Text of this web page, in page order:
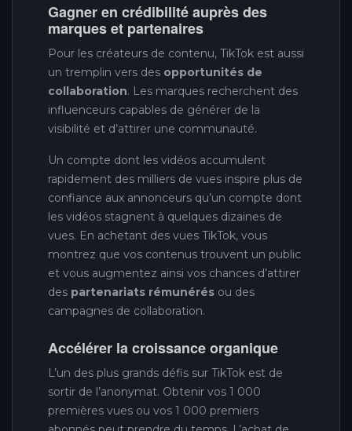
Gagner en crédibilité auprès des
marques et partenaires
Pour les créateurs de contenu, TikTok est aussi
un tremplin vers des opportunités de
collaboration. Les marques recherchent des
influenceurs capables de générer de la
visibilité et d’attirer une communauté.
Un compte dont les vidéos accumulent
rapidement des milliers de vues inspire plus de
confiance aux annonceurs qu’un compte dont
les vidéos stagnent à quelques dizaines de
vues. En achetant des vues TikTok, vous
montrez que vos contenus trouvent un public
et vous augmentez ainsi vos chances d’attirer
des partenariats rémunérés ou des
campagnes de collaboration.
Accélérer la croissance organique
L’un des plus grands défis sur TikTok est de
sortir de l’anonymat. Obtenir vos 1 000
premières vues ou vos 1 000 premiers